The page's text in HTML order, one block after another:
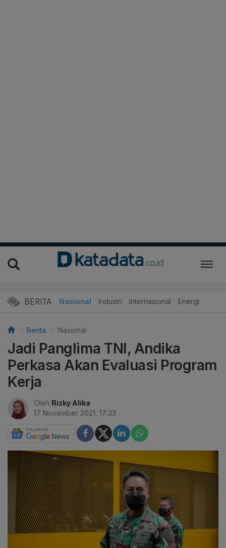
BERITA Nasional Industri Internasional Energi
Berita Nasional
Jadi Panglima TNI, Andika
Perkasa Akan Evaluasi Program
Kerja
Oleh Rizky Alika
17 November 2021, 17:33